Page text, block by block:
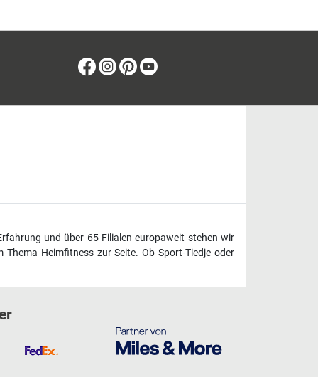
Facebook
Instagram
Pinterest
und über 65 Filialen europaweit stehen wir
Heimfitness zur Seite. Ob Sport-Tiedje oder